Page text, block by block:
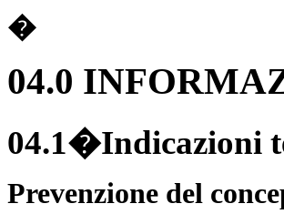
�
04.0
04.1�Indicazioni
Prevenzione del